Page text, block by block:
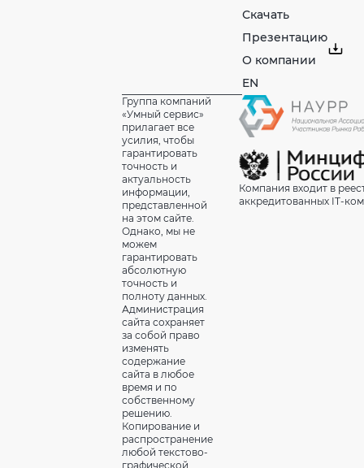
Скачать
Презентацию
О компании
EN
Группа компаний
«Умный сервис»
прилагает все
усилия, чтобы
гарантировать
точность и
актуальность
информации,
представленной
на этом сайте.
Однако, мы не
можем
гарантировать
абсолютную
точность и
полноту данных.
Администрация
сайта сохраняет
за собой право
изменять
содержание
сайта в любое
время и по
собственному
решению.
Копирование и
распространение
любой текстово-
графической
Компания входит в
аккредитованных IT-